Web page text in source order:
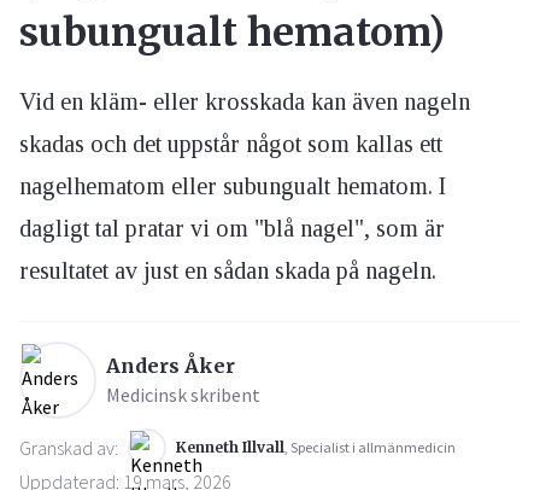
subungualt hematom)
Vid en kläm- eller krosskada kan även nageln
skadas och det uppstår något som kallas ett
nagelhematom eller subungualt hematom. I
dagligt tal pratar vi om "blå nagel", som är
resultatet av just en sådan skada på nageln.
Anders Åker
Medicinsk skribent
Granskad av: Kenneth Illvall, Specialist i allmänmedicin
Uppdaterad: 19 mars, 2026